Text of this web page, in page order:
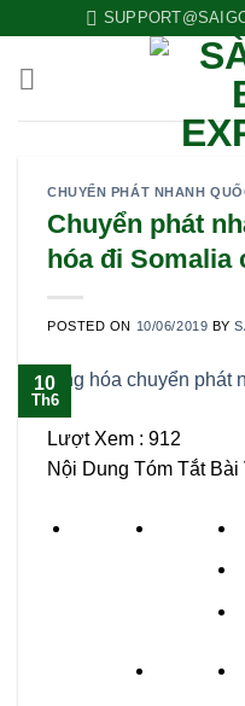
content
CHUYỂN PHÁT NHANH
Chuyển phát
hóa đi Somalia
POSTED ON 10/06/2019 BY
10
Th6
Lượt Xem : 912
Nội Dung Tóm Tắt Bài